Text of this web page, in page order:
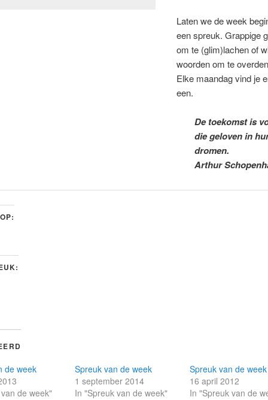
Laten we de week
een spreuk. Grappige
om te (glim)lachen of
woorden om te
Elke maandag vind je
een.
De toekomst is
die geloven in
dromen.
Arthur
de week
de week"
Spreuk van de week
1 september 2014
In "Spreuk van de week"
Spreuk van de week
16 april 2012
In "Spreuk van de